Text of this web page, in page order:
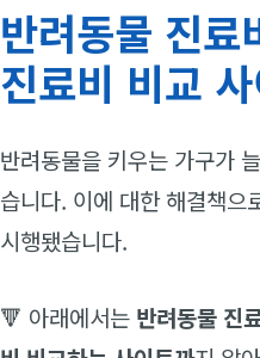
반려동물 진료
진료비 비교
반려동물을 키우는 가구가
습니다. 이에 대한 해결책
시행됐습니다.
🔻 아래에서는 반려동물 진